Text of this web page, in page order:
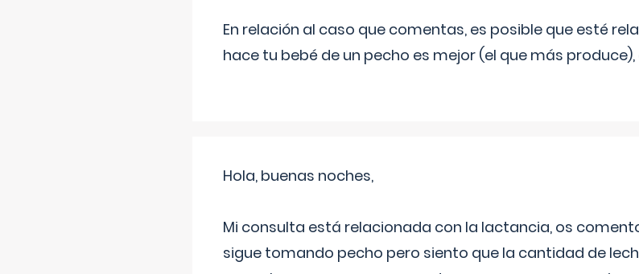
En relación al caso que comentas, es posible que esté
hace tu bebé de un pecho es mejor (el que más produce),
Hola, buenas noches,
Mi consulta está relacionada con la lactancia, os
sigue tomando pecho pero siento que la cantidad de